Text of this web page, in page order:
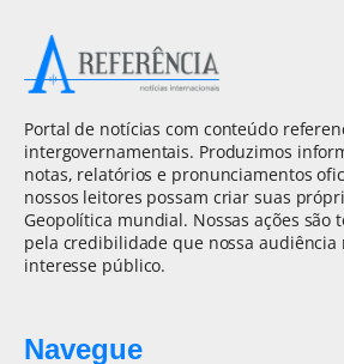
Portal de notícias com conteúdo
intergovernamentais. Produzimos
notas, relatórios e pronunciamentos
nossos leitores possam criar suas
Geopolítica mundial. Nossas ações são
pela credibilidade que nossa
interesse público.
Navegue